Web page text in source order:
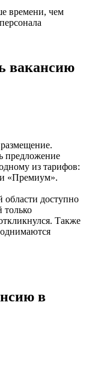
времени, чем
вакансию
предложение
из тарифов:
«Премиум».
доступно
только
Также
в